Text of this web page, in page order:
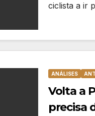
ciclista a ir
ANÁLISES
Volta a
precisa